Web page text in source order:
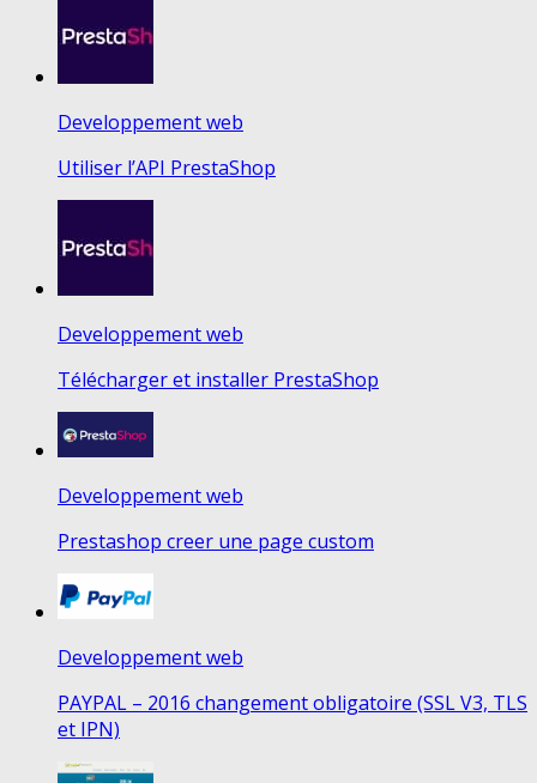
Developpement web
Utiliser l’API PrestaShop
Developpement web
Télécharger et installer PrestaShop
Developpement web
Prestashop creer une page custom
Developpement web
PAYPAL – 2016 changement obligatoire (SSL V3, TLS
et IPN)